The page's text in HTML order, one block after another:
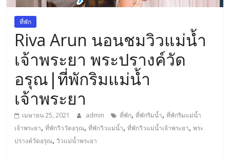
รีวิว
การ
เดิน
ทาง
สถาน
ท่อง
เที่ยว
เที่ยว
กิน
ที่พัก
Riva Arun นอนชมวิวแม่น้ำ
เจ้าพระยา พระปรางค์วัด
อรุณ|ที่พักริมแม่น้ำ
เจ้าพระยา
เมษายน 25, 2021 admin ที่พัก,ที่พักริมน้ำ,ที่พักริมแม่น้ำ
เจ้าพระยา,ที่พักวิววัดอรุณ,ที่พักวิวแม่น้ำ,ที่พักวิวแม่น้ำเจ้าพระยา,พระ
ปรางค์วัดอรุณ,วิวแม่น้ำพระยา